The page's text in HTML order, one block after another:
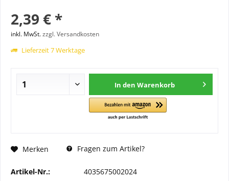
2,39 € *
inkl. MwSt.zzgl. Versandkosten
Lieferzeit 7 Werktage
In den Warenkorb
Merken Fragen zum Artikel?
Artikel-Nr.: 4035675002024